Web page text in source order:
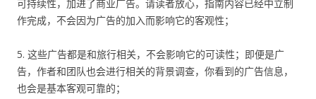
可持续性，加进了商业广告。请读者放心，指南内容已经中立制
作完成，不会因为广告的加入而影响它的客观性；
5. 这些广告都是和旅行相关，不会影响它的可读性；即便是广
告，作者和团队也会进行相关的背景调查，你看到的广告信息，
也会是基本客观可靠的；